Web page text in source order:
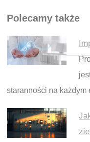
Polecamy także
staranności na
Nawigacja